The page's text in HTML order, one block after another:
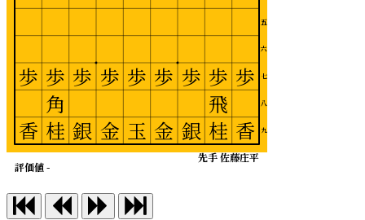
五
六
七
八
九
先手 佐藤庄平
評価値 -
歩
香
歩
飛
桂
歩
銀
歩
金
歩
玉
歩
金
歩
銀
歩
角
桂
歩
香